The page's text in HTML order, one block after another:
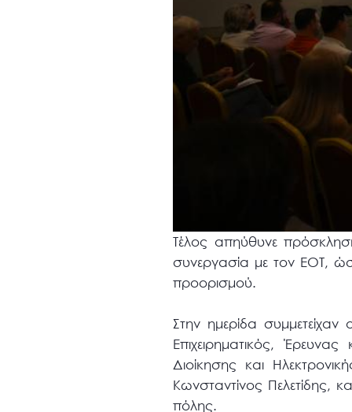
Τέλος απηύθυνε
συνεργασία με τον ΕΟΤ,
προορισμού.
Στην ημερίδα συμμετείχαν
Επιχειρηματικός,
Διοίκησης και
Κωνσταντίνος Πελετίδης,
πόλης.